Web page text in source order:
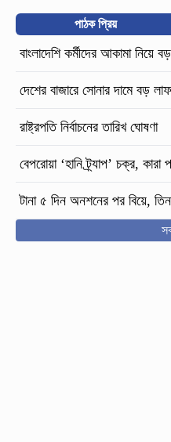
পাঠক প্রিয়
বাংলাদেশি কর্মীদের আকামা নিয়ে
দেশের বাজারে সোনার দামে বড় লাফ
রাষ্ট্রপতি নির্বাচনের তারিখ ঘোষণা
বেপরোয়া ‘হানি ট্র্যাপ’ চক্র,
টানা ৫ দিন অনশনের পর বিয়ে,